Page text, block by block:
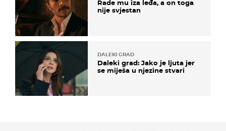
Rade mu iza leđa, a on toga
nije svjestan
DALEKI GRAD
Daleki grad: Jako je ljuta jer
se miješa u njezine stvari